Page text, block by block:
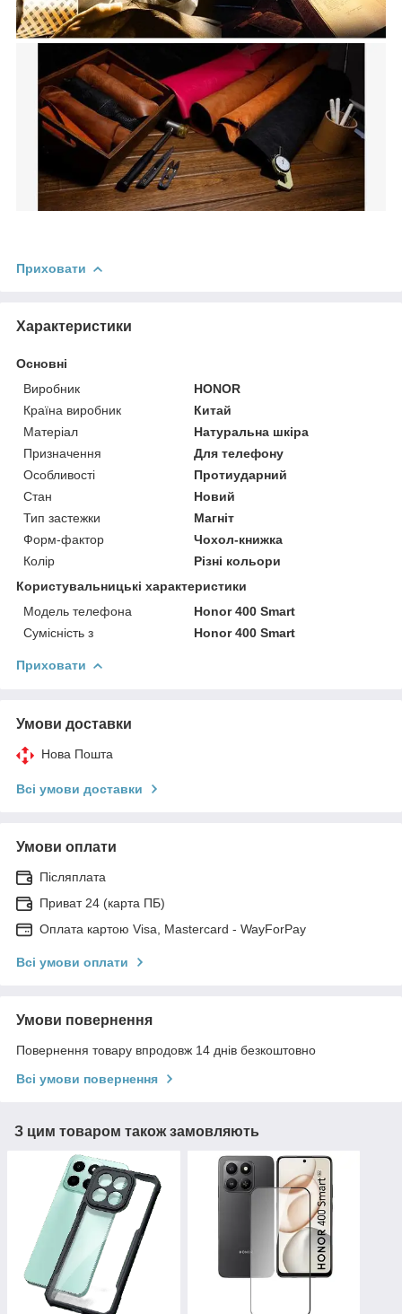
Приховати
Характеристики
Основні
Виробник
HONOR
Країна виробник
Китай
Матеріал
Натуральна шкіра
Призначення
Для телефону
Особливості
Протиударний
Стан
Новий
Тип застежки
Магніт
Форм-фактор
Чохол-книжка
Колір
Різні кольори
Користувальницькі характеристики
Модель телефона
Honor 400 Smart
Сумісність з
Honor 400 Smart
Приховати
Умови доставки
Нова Пошта
Всі умови доставки
Умови оплати
Післяплата
Приват 24 (карта ПБ)
Оплата картою Visa, Mastercard - WayForPay
Всі умови оплати
Умови повернення
Повернення товару впродовж 14 днів безкоштовно
Всі умови повернення
З цим товаром також замовляють